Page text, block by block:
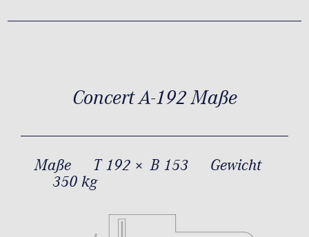
Concert A-192 Maße
Maße T 192 × B 153
Gewicht
350 kg